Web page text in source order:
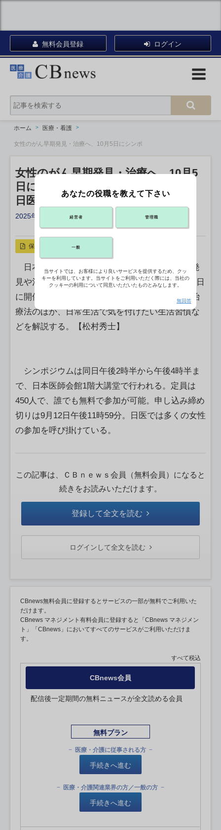
無料会員登録 ログイン
ホーム 医療・看護
女性のがん早期発見・治療へ、10月5日にシンポ
女性のがん早期発見・治療へ、10月5
日にシンポ
日医
2025年08月20日 18:20
リンクをコピー X ポスト
保存
日本医師会は、子宮頸がんや乳がんの早期の発
見や治療につなげるためのシンポジウムを10月5日
に開催する。専門の医師が乳がんなどの症状や治
療法のほか、日常生活で気を付けたい生活習慣な
どを解説する。【松村秀士】
シンポジウムは同日午後2時半から午後4時半ま
で、日本医師会館1階大講堂で行われる。定員は
450人で、誰でも無料で参加が可能。申し込み締め
切りは9月12日午後11時59分。日医では多くの女性
の参加を呼び掛けている。
この記事は、ＣＢｎｅｗｓ会員（無料会員）になると
続きをお読みいただけます。
登録して全文を読む
ログインして全文を読む
CBnews無料会員に登録するとサービスの一部が無料でご利用いた
だけます。
CBnews マネジメント有料会員に登録すると「CBnews マネジメン
ト」「CBnews」においてすべてのサービスがご利用いただけま
す。
すべて税込
CBnews会員
配信後一定期間の無料ニュースが全文読める会員
無料プラン
医療・介護に従事される方
手続きへ進む
医療・介護関連業界の方／一般の方
手続きへ進む
あなたの役職を教えて下さい
経営者 管理職
一般
当サイトでは、お客様により良いサービスを提供するため、クッ
キーを利用しています。当サイトをご利用いただく際には、当社の
クッキーの利用について同意いただいたものとみなします。
無回答